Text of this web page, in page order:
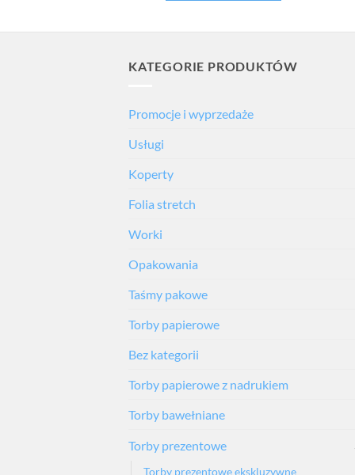
KATEGORIE PRODUKTÓW
Promocje i wyprzedaże
Usługi
Koperty
Folia stretch
Worki
Opakowania
Taśmy pakowe
Torby papierowe
Bez kategorii
Torby papierowe z nadrukiem
Torby bawełniane
Torby prezentowe
Torby prezentowe ekskluzywne